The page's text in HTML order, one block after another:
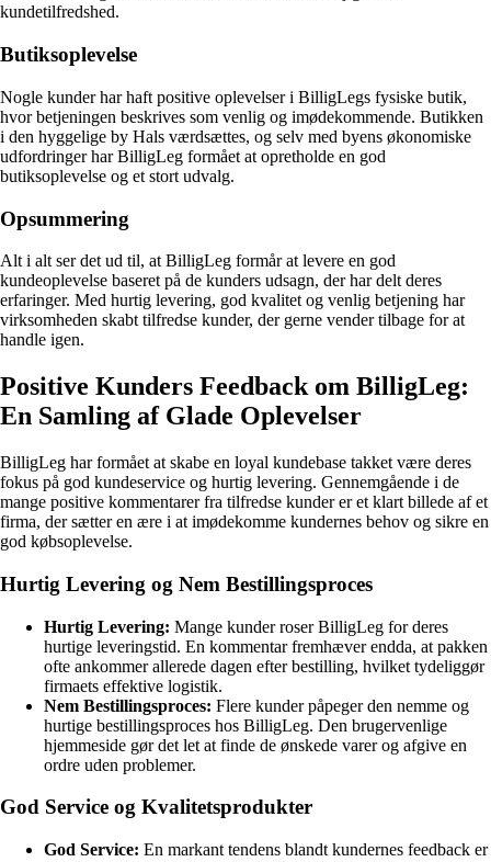
kundetilfredshed.
Butiksoplevelse
Nogle kunder har haft positive oplevelser i BilligLegs fysiske butik,
hvor betjeningen beskrives som venlig og imødekommende. Butikken
i den hyggelige by Hals værdsættes, og selv med byens økonomiske
udfordringer har BilligLeg formået at opretholde en god
butiksoplevelse og et stort udvalg.
Opsummering
Alt i alt ser det ud til, at BilligLeg formår at levere en god
kundeoplevelse baseret på de kunders udsagn, der har delt deres
erfaringer. Med hurtig levering, god kvalitet og venlig betjening har
virksomheden skabt tilfredse kunder, der gerne vender tilbage for at
handle igen.
Positive Kunders Feedback om BilligLeg:
En Samling af Glade Oplevelser
BilligLeg har formået at skabe en loyal kundebase takket være deres
fokus på god kundeservice og hurtig levering. Gennemgående i de
mange positive kommentarer fra tilfredse kunder er et klart billede af et
firma, der sætter en ære i at imødekomme kundernes behov og sikre en
god købsoplevelse.
Hurtig Levering og Nem Bestillingsproces
Hurtig Levering: Mange kunder roser BilligLeg for deres
hurtige leveringstid. En kommentar fremhæver endda, at pakken
ofte ankommer allerede dagen efter bestilling, hvilket tydeliggør
firmaets effektive logistik.
Nem Bestillingsproces: Flere kunder påpeger den nemme og
hurtige bestillingsproces hos BilligLeg. Den brugervenlige
hjemmeside gør det let at finde de ønskede varer og afgive en
ordre uden problemer.
God Service og Kvalitetsprodukter
God Service: En markant tendens blandt kundernes feedback er